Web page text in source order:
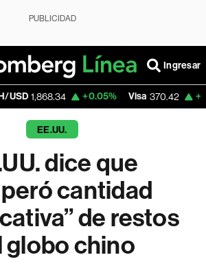
PUBLICIDAD
Ingresar
+0.05% Visa 370.42 +1.30%
EE.UU.
dice que
cantidad
de restos
globo chino